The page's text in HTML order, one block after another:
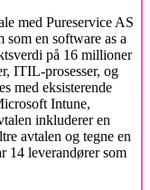
med Pureservice AS
som en software as a
på 16 millioner
ITIL-prosesser, og
med eksisterende
Intune,
inkluderer en
avtalen og tegne en
14 leverandører som